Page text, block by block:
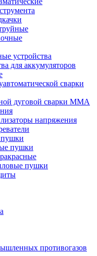
устройства
для аккумуляторов
сварки
дуговой сварки MMA
напряжения
пушки
пушки
пушки
противогазов